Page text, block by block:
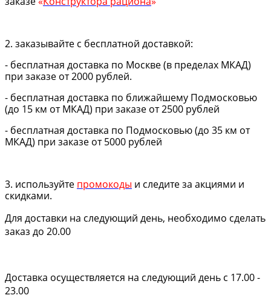
2. заказывайте с бесплатной доставкой:
- бесплатная доставка по Москве (в пределах МКАД)
при заказе от 2000 рублей.
- бесплатная доставка по ближайшему Подмосковью
(до 15 км от МКАД) при заказе от 2500 рублей
- бесплатная доставка по Подмосковью (до 35 км от
МКАД) при заказе от 5000 рублей
3. используйте промокоды и следите за акциями и
скидками.
Для доставки на следующий день, необходимо сделать
заказ до 20.00
Доставка осуществляется на следующий день с 17.00 -
23.00